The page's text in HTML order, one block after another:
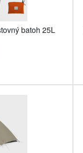
batoh 25L